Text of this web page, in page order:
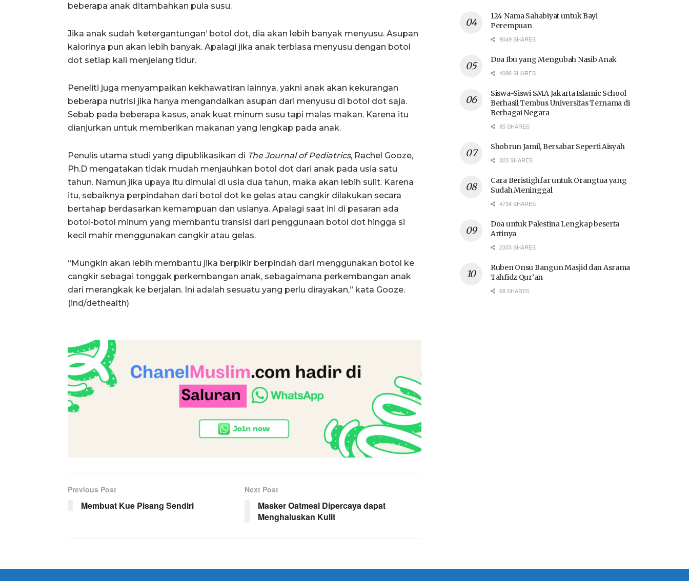
beberapa anak ditambahkan pula susu.
Jika anak sudah ‘ketergantungan’ botol dot, dia akan lebih banyak menyusu. Asupan
kalorinya pun akan lebih banyak. Apalagi jika anak terbiasa menyusu dengan botol
dot setiap kali menjelang tidur.
Peneliti juga menyampaikan kekhawatiran lainnya, yakni anak akan kekurangan
beberapa nutrisi jika hanya mengandalkan asupan dari menyusu di botol dot saja.
Sebab pada beberapa kasus, anak kuat minum susu tapi malas makan. Karena itu
dianjurkan untuk memberikan makanan yang lengkap pada anak.
Penulis utama studi yang dipublikasikan di The Journal of Pediatrics, Rachel Gooze,
Ph.D mengatakan tidak mudah menjauhkan botol dot dari anak pada usia satu
tahun. Namun jika upaya itu dimulai di usia dua tahun, maka akan lebih sulit. Karena
itu, sebaiknya perpindahan dari botol dot ke gelas atau cangkir dilakukan secara
bertahap berdasarkan kemampuan dan usianya. Apalagi saat ini di pasaran ada
botol-botol minum yang membantu transisi dari penggunaan botol dot hingga si
kecil mahir menggunakan cangkir atau gelas.
“Mungkin akan lebih membantu jika berpikir berpindah dari menggunakan botol ke
cangkir sebagai tonggak perkembangan anak, sebagaimana perkembangan anak
dari merangkak ke berjalan. Ini adalah sesuatu yang perlu dirayakan,” kata Gooze.
(ind/dethealth)
Previous Post
Membuat Kue Pisang Sendiri
Next Post
Masker Oatmeal Dipercaya dapat
Menghaluskan Kulit
124 Nama Sahabiyat untuk Bayi
Perempuan
9049 SHARES
Doa Ibu yang Mengubah Nasib Anak
4098 SHARES
Siswa-Siswi SMA Jakarta Islamic School
Berhasil Tembus Universitas Ternama di
Berbagai Negara
85 SHARES
Shobrun Jamil, Bersabar Seperti Aisyah
323 SHARES
Cara Beristighfar untuk Orangtua yang
Sudah Meninggal
4734 SHARES
Doa untuk Palestina Lengkap beserta
Artinya
2333 SHARES
Ruben Onsu Bangun Masjid dan Asrama
Tahfidz Qur’an
68 SHARES